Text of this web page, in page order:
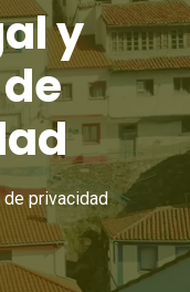
y
privacidad